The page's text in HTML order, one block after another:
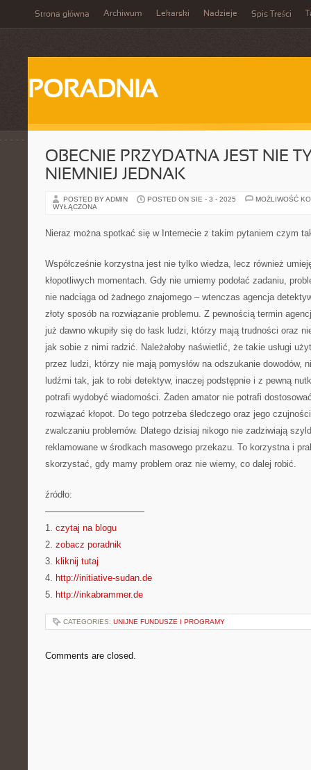
Strona główna Archiwum Lekarski Nadzieje Spis Treści
PORADNIA
OBECNIE PRZYDATNA JEST NIE
NIEMNIEJ JEDNAK
POSTED BY ADMIN POSTED ON SIE - 3 - 2025
MOŻLIWOŚĆ
WYŁĄCZONA
Nieraz można spotkać się w Internecie z takim pytaniem czym
Współcześnie korzystna jest nie tylko wiedza, lecz również
kłopotliwych momentach. Gdy nie umiemy podołać zadaniu,
nie nadciąga od żadnego znajomego – wtenczas agencja
złoty sposób na rozwiązanie problemu. Z pewnością termin
już dawno wkupiły się do łask ludzi, którzy mają trudności oraz
jak sobie z nimi radzić. Należałoby naświetlić, że takie usługi
przez ludzi, którzy nie mają pomysłów na odszukanie dowodów,
ludźmi tak, jak to robi detektyw, inaczej podstępnie i z pewną
potrafi wydobyć wiadomości. Żaden amator nie potrafi dostosować
rozwiązać kłopot. Do tego potrzeba śledczego oraz jego
zwalczaniu problemów. Dlatego dzisiaj nikogo nie zadziwiają
reklamowane w środkach masowego przekazu. To korzystna i
skorzystać, gdy mamy problem oraz nie wiemy, co dalej robić.
źródło:
———————————
1. czytaj na blogu
2. zobacz poradnik
3. kliknij tutaj
4. http://initiative-sudan.de
5. http://inkabrammer.de
CATEGORIES: UNIJNE FUNDUSZE I PROGRAMY
Comments are closed.